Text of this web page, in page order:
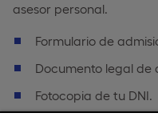
asesor personal.
Formulario de
Documento legal de
Fotocopia de tu DNI.